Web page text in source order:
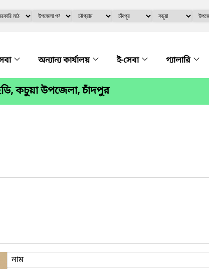
অন্যান্য কার্যালয় ই-সেবা গ্যালারি
কচুয়া উপজেলা, চাঁদপুর
নাম